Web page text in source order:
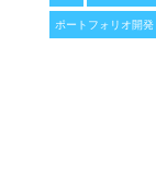
ポートフォリオ開発